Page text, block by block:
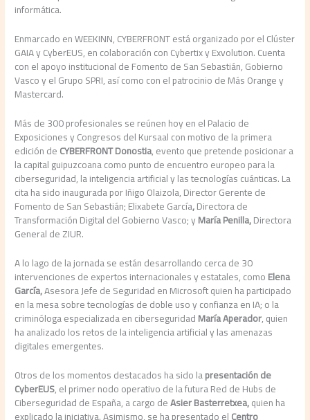
informática.
Enmarcado en WEEKINN, CYBERFRONT está organizado por el Clúster
GAIA y CyberEUS, en colaboración con Cybertix y Exvolution. Cuenta
con el apoyo institucional de Fomento de San Sebastián, Gobierno
Vasco y el Grupo SPRI, así como con el patrocinio de Más Orange y
Mastercard.
Más de 300 profesionales se reúnen hoy en el Palacio de
Exposiciones y Congresos del Kursaal con motivo de la primera
edición deCYBERFRONT Donostia, evento que pretende posicionar a
la capital guipuzcoana como punto de encuentro europeo para la
ciberseguridad, la inteligencia artificial y las tecnologías cuánticas. La
cita ha sido inaugurada por Iñigo Olaizola, Director Gerente de
Fomento de San Sebastián; Elixabete García,Directora de
Transformación Digital del Gobierno Vasco; yMaría Penilla,Directora
General de ZIUR.
A lo lago de la jornada se están desarrollando cerca de 30
intervenciones de expertos internacionales y estatales, comoElena
García,Asesora Jefe de Seguridad en Microsoft quien ha participado
en la mesa sobre tecnologías de doble uso y confianza en IA; o la
criminóloga especializada en ciberseguridadMaría Aperador, quien
ha analizado los retos de la inteligencia artificial y las amenazas
digitales emergentes.
Otros de los momentos destacados ha sido lapresentación de
CyberEUS, el primer nodo operativo de la futura Red de Hubs de
Ciberseguridad de España, a cargo deAsier Basterretxea,quien ha